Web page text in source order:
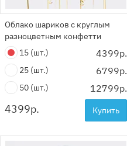
Облако шариков с круглым
разноцветным конфетти
15 (шт.) 4399р.
25 (шт.) 6799р.
50 (шт.) 12799р.
4399р. Купить